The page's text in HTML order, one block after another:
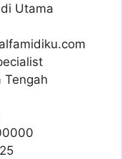
Utama
Tengah